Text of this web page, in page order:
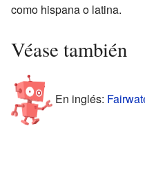
como hispana o latina.
Véase también
En inglés: